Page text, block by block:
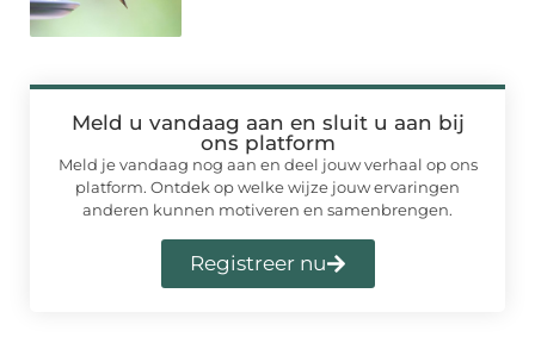
Meld u vandaag aan en sluit u aan bij
ons platform
Meld je vandaag nog aan en deel jouw verhaal op ons
platform. Ontdek op welke wijze jouw ervaringen
anderen kunnen motiveren en samenbrengen.
Registreer nu